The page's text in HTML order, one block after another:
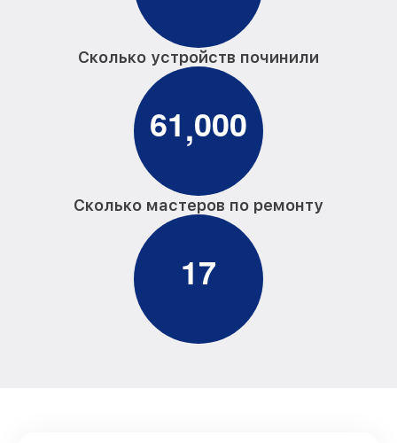
Сколько устройств починили
61,000
Сколько мастеров по ремонту
17